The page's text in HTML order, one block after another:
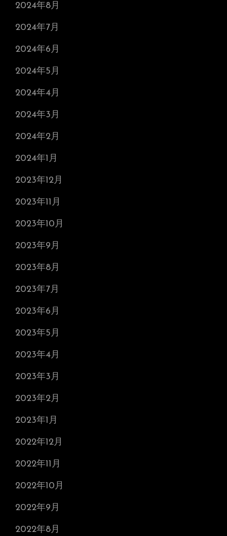
2024年8月
2024年7月
2024年6月
2024年5月
2024年4月
2024年3月
2024年2月
2024年1月
2023年12月
2023年11月
2023年10月
2023年9月
2023年8月
2023年7月
2023年6月
2023年5月
2023年4月
2023年3月
2023年2月
2023年1月
2022年12月
2022年11月
2022年10月
2022年9月
2022年8月